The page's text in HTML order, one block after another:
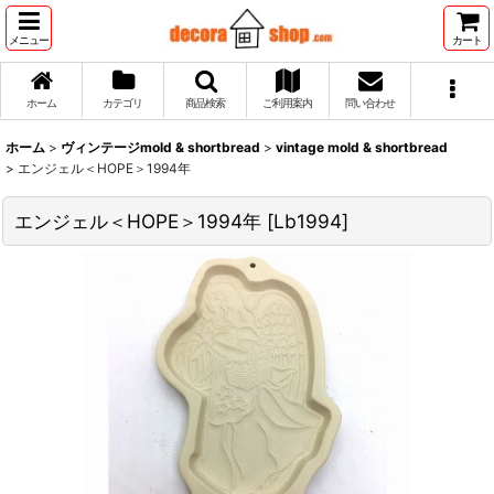
メニュー カート
ホーム カテゴリ 商品検索 ご利用案内 問い合わせ
ホーム > ヴィンテージmold & shortbread > vintage mold & shortbread
> エンジェル＜HOPE＞1994年
エンジェル＜HOPE＞1994年 [Lb1994]